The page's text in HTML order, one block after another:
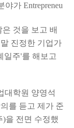
가 Entrepreneu
것을 보고 배
진정한 기업가
일주'를 해보고
대학원 양영석
를 듣고 제가 준
을 전면 수정했